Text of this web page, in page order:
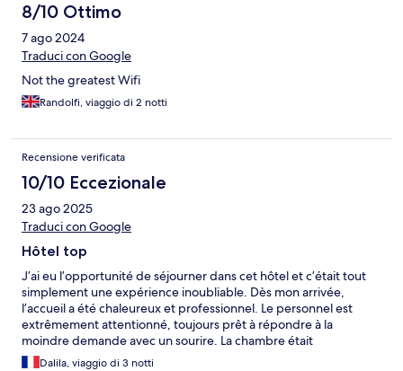
8/10 Ottimo
7 ago 2024
Traduci con Google
Not the greatest Wifi
Randolfi, viaggio di 2 notti
Recensione verificata
10/10 Eccezionale
23 ago 2025
Traduci con Google
Hôtel top
J’ai eu l’opportunité de séjourner dans cet hôtel et c’était tout
simplement une expérience inoubliable. Dès mon arrivée,
l’accueil a été chaleureux et professionnel. Le personnel est
extrêmement attentionné, toujours prêt à répondre à la
moindre demande avec un sourire. La chambre était
parfaitement propre, spacieuse et décorée avec goût. Le
Dalila, viaggio di 3 notti